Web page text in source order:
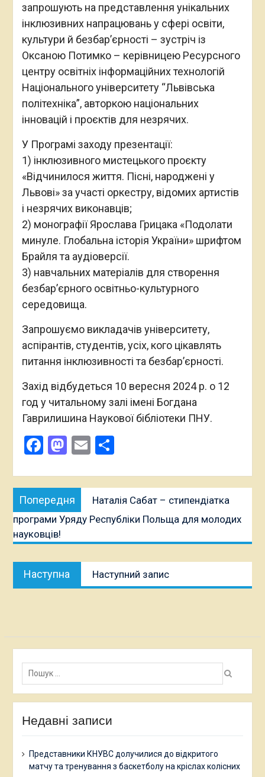
запрошують на представлення унікальних
інклюзивних напрацювань у сфері освіти,
культури й безбар’єрності – зустріч із
Оксаною Потимко – керівницею Ресурсного
центру освітніх інформаційних технологій
Національного університету “Львівська
політехніка”, авторкою національних
інновацій і проєктів для незрячих.
У Програмі заходу презентації:
1) інклюзивного мистецького проєкту
«Відчинилося життя. Пісні, народжені у
Львові» за участі оркестру, відомих артистів
і незрячих виконавців;
2) монографії Ярослава Грицака «Подолати
минуле. Глобальна історія України» шрифтом
Брайля та аудіоверсії.
3) навчальних матеріалів для створення
безбар’єрного освітньо-культурного
середовища.
Запрошуємо викладачів університету,
аспірантів, студентів, усіх, кого цікавлять
питання інклюзивності та безбар’єрності.
Захід відбудеться 10 вересня 2024 р. о 12
год у читальному залі імені Богдана
Гаврилишина Наукової бібліотеки ПНУ.
Facebook
Mastodon
EmailПоділитися
Навігація
записів
Попередня
публікація:
Наталія Сабат – стипендіатка
програми Уряду Республіки Польща для молодих
науковців!
Наступна
публікація:
Наступний запис
Пошук:
Недавні записи
Представники КНУВС долучилися до відкритого
матчу та тренування з баскетболу на кріслах колісних